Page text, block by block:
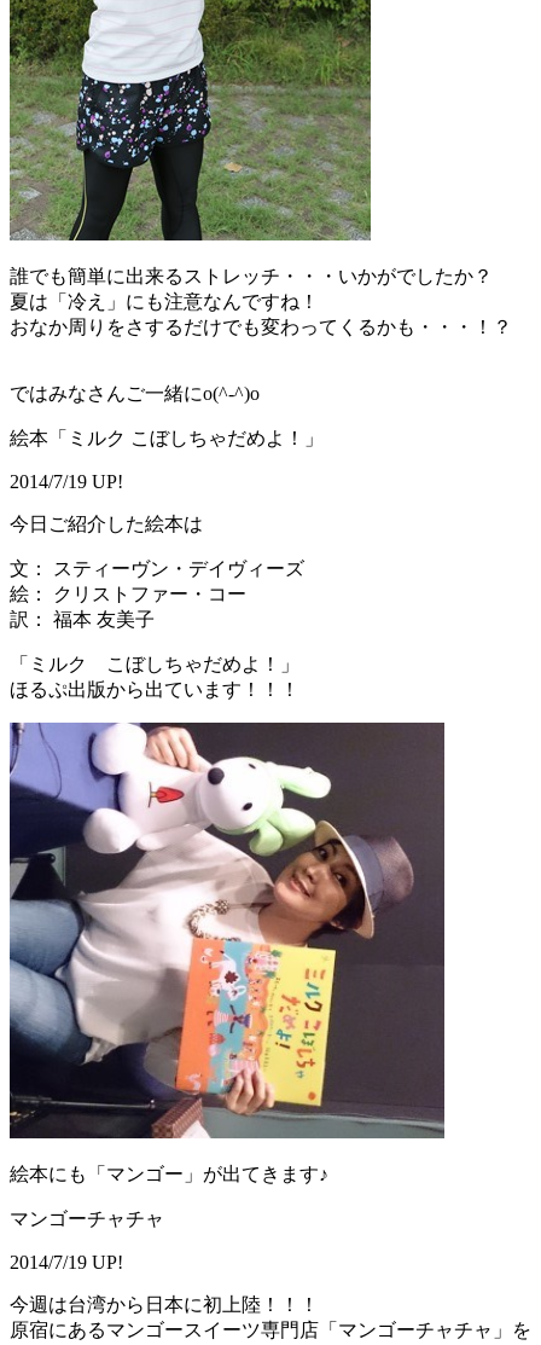
誰でも簡単に出来るストレッチ・・・いかがでしたか？
夏は「冷え」にも注意なんですね！
おなか周りをさするだけでも変わってくるかも・・・！？
ではみなさんご一緒にo(^-^)o
絵本「ミルク こぼしちゃだめよ！」
2014/7/19 UP!
今日ご紹介した絵本は
文： スティーヴン・デイヴィーズ
絵： クリストファー・コー
訳： 福本 友美子
「ミルク こぼしちゃだめよ！」
ほるぷ出版から出ています！！！
絵本にも「マンゴー」が出てきます♪
マンゴーチャチャ
2014/7/19 UP!
今週は台湾から日本に初上陸！！！
原宿にあるマンゴースイーツ専門店「マンゴーチャチャ」を